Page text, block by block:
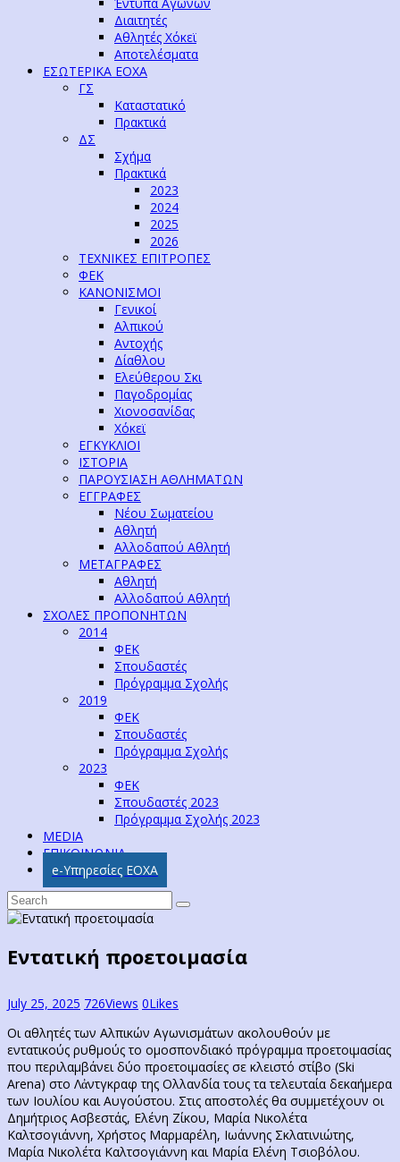
Διαιτητές
Αθλητές Χόκεϊ
Αποτελέσματα
ΕΣΩΤΕΡΙΚΑ ΕΟΧΑ
ΓΣ
Καταστατικό
Πρακτικά
ΔΣ
Σχήμα
Πρακτικά
2023
2024
2025
2026
ΤΕΧΝΙΚΕΣ ΕΠΙΤΡΟΠΕΣ
ΦΕΚ
ΚΑΝΟΝΙΣΜΟΙ
Γενικοί
Αλπικού
Αντοχής
Δίαθλου
Ελεύθερου Σκι
Παγοδρομίας
Χιονοσανίδας
Χόκεϊ
ΕΓΚΥΚΛΙΟΙ
ΙΣΤΟΡΙΑ
ΠΑΡΟΥΣΙΑΣΗ ΑΘΛΗΜΑΤΩΝ
ΕΓΓΡΑΦΕΣ
Νέου Σωματείου
Αθλητή
Αλλοδαπού Αθλητή
ΜΕΤΑΓΡΑΦΕΣ
Αθλητή
Αλλοδαπού Αθλητή
ΣΧΟΛΕΣ ΠΡΟΠΟΝΗΤΩΝ
2014
ΦΕΚ
Σπουδαστές
Πρόγραμμα Σχολής
2019
ΦΕΚ
Σπουδαστές
Πρόγραμμα Σχολής
2023
ΦΕΚ
Σπουδαστές 2023
Πρόγραμμα Σχολής 2023
MEDIA
ΕΠΙΚΟΙΝΩΝΙΑ
e-Υπηρεσίες ΕΟΧΑ
Εντατική προετοιμασία
July 25, 2025 726Views 0Likes
Οι αθλητές των Αλπικών Αγωνισμάτων ακολουθούν με
εντατικούς ρυθμούς το ομοσπονδιακό πρόγραμμα προετοιμασίας
που περιλαμβάνει δύο προετοιμασίες σε κλειστό στίβο (Ski
Arena) στο Λἀντγκραφ της Ολλανδία τους τα τελευταία δεκαήμερα
των Ιουλίου και Αυγούστου. Στις αποστολές θα συμμετέχουν οι
Δημήτριος Ασβεστάς, Ελένη Ζίκου, Μαρία Νικολέτα
Καλτσογιάννη, Χρήστος Μαρμαρέλη, Ιωάννης Σκλατινιώτης,
Μαρία Νικολέτα Καλτσογιάννη και Μαρία Ελένη Τσιοβόλου.